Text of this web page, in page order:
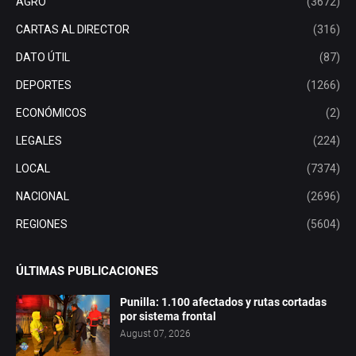
CARTAS AL DIRECTOR (316)
DATO ÚTIL (87)
DEPORTES (1266)
ECONÓMICOS (2)
LEGALES (224)
LOCAL (7374)
NACIONAL (2696)
REGIONES (5604)
ÚLTIMAS PUBLICACIONES
Punilla: 1.100 afectados y rutas cortadas
por sistema frontal
August 07, 2026